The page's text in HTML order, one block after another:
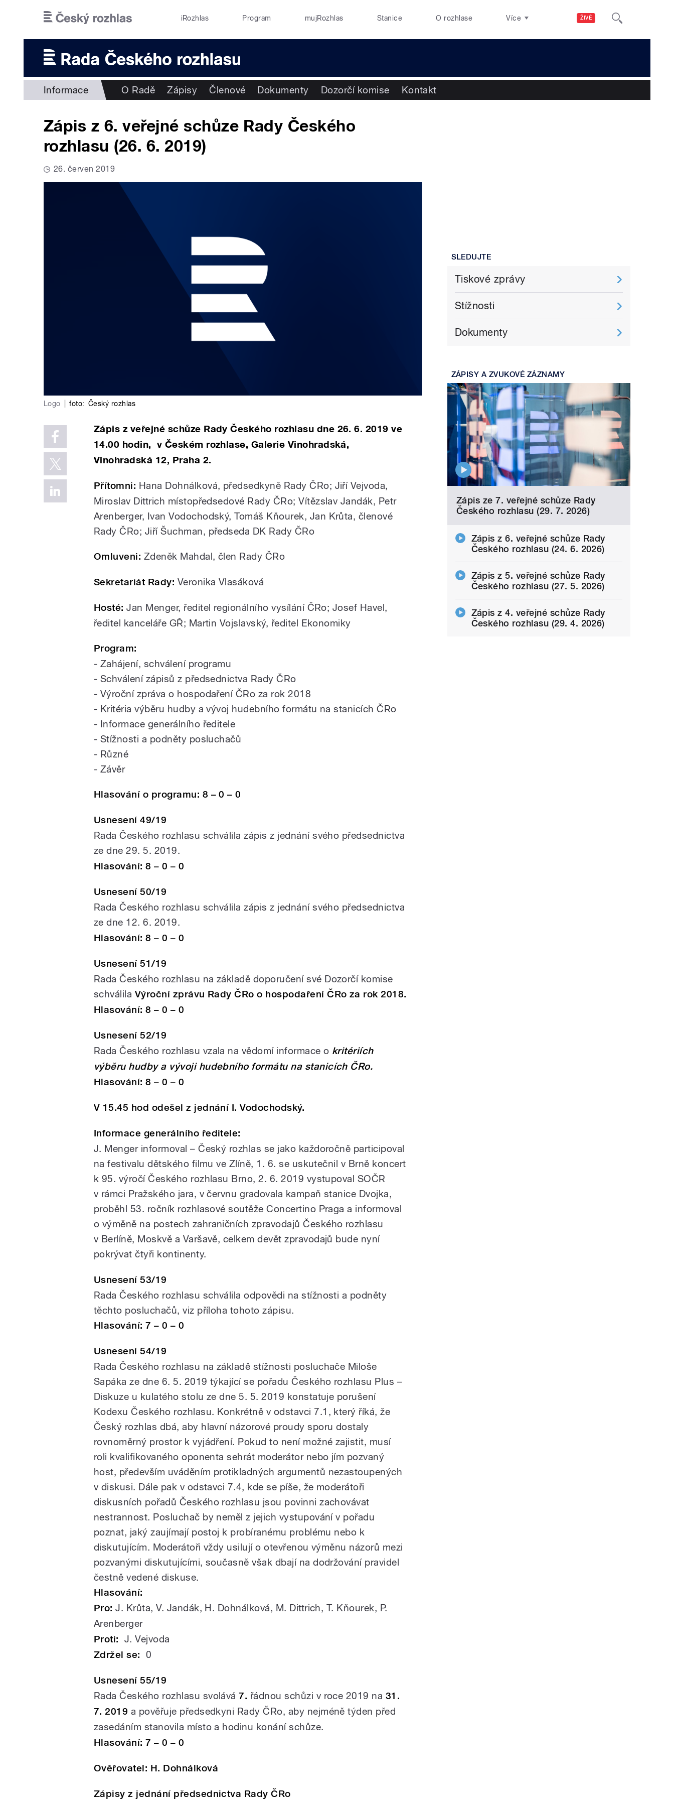
ŽIVĚ
iRozhlas Program mujRozhlas Stanice O rozhlase Více
Informace O Radě Zápisy Členové Dokumenty Dozorčí komise Kontakt
Zápis z 6. veřejné schůze Rady Českého
rozhlasu (26. 6. 2019)
26. červen 2019
Logo foto: Český rozhlas
Zápis z veřejné schůze Rady Českého rozhlasu dne 26. 6. 2019 ve
14.00 hodin, v Českém rozhlase, Galerie Vinohradská,
Vinohradská 12, Praha 2.
Přítomni: Hana Dohnálková, předsedkyně Rady ČRo; Jiří Vejvoda,
Miroslav Dittrich místopředsedové Rady ČRo; Vítězslav Jandák, Petr
Arenberger, Ivan Vodochodský, Tomáš Kňourek, Jan Krůta, členové
Rady ČRo; Jiří Šuchman, předseda DK Rady ČRo
Omluveni: Zdeněk Mahdal, člen Rady ČRo
Sekretariát Rady: Veronika Vlasáková
Hosté:Jan Menger, ředitel regionálního vysílání ČRo; Josef Havel,
ředitel kanceláře GŘ; Martin Vojslavský, ředitel Ekonomiky
Program:
- Zahájení, schválení programu
- Schválení zápisů z předsednictva Rady ČRo
- Výroční zpráva o hospodaření ČRo za rok 2018
- Kritéria výběru hudby a vývoj hudebního formátu na stanicích ČRo
- Informace generálního ředitele
- Stížnosti a podněty posluchačů
- Různé
- Závěr
Hlasování o programu: 8 – 0 – 0
Usnesení 49/19
Rada Českého rozhlasu schválila zápis z jednání svého předsednictva
ze dne 29. 5. 2019.
Hlasování: 8 – 0 – 0
Usnesení 50/19
Rada Českého rozhlasu schválila zápis z jednání svého předsednictva
ze dne 12. 6. 2019.
Hlasování: 8 – 0 – 0
Usnesení 51/19
Rada Českého rozhlasu na základě doporučení své Dozorčí komise
schválila Výroční zprávu Rady ČRo o hospodaření ČRo za rok 2018.
Hlasování: 8 – 0 – 0
Usnesení 52/19
Rada Českého rozhlasu vzala na vědomí informace o kritériích
výběru hudby a vývoji hudebního formátu na stanicích ČRo.
Hlasování: 8 – 0 – 0
V 15.45 hod odešel z jednání I. Vodochodský.
Informace generálního ředitele:
J. Menger informoval – Český rozhlas se jako každoročně participoval
na festivalu dětského filmu ve Zlíně, 1. 6. se uskutečnil v Brně koncert
k 95. výročí Českého rozhlasu Brno, 2. 6. 2019 vystupoval SOČR
v rámci Pražského jara, v červnu gradovala kampaň stanice Dvojka,
proběhl 53. ročník rozhlasové soutěže Concertino Praga a informoval
o výměně na postech zahraničních zpravodajů Českého rozhlasu
v Berlíně, Moskvě a Varšavě, celkem devět zpravodajů bude nyní
pokrývat čtyři kontinenty.
Usnesení 53/19
Rada Českého rozhlasu schválila odpovědi na stížnosti a podněty
těchto posluchačů, viz příloha tohoto zápisu.
Hlasování: 7 – 0 – 0
Usnesení 54/19
Rada Českého rozhlasu na základě stížnosti posluchače Miloše
Sapáka ze dne 6. 5. 2019 týkající se pořadu Českého rozhlasu Plus –
Diskuze u kulatého stolu ze dne 5. 5. 2019 konstatuje porušení
Kodexu Českého rozhlasu. Konkrétně v odstavci 7.1, který říká, že
Český rozhlas dbá, aby hlavní názorové proudy sporu dostaly
rovnoměrný prostor k vyjádření. Pokud to není možné zajistit, musí
roli kvalifikovaného oponenta sehrát moderátor nebo jím pozvaný
host, především uváděním protikladných argumentů nezastoupených
v diskusi. Dále pak v odstavci 7.4, kde se píše, že moderátoři
diskusních pořadů Českého rozhlasu jsou povinni zachovávat
nestrannost. Posluchač by neměl z jejich vystupování v pořadu
poznat, jaký zaujímají postoj k probíranému problému nebo k
diskutujícím. Moderátoři vždy usilují o otevřenou výměnu názorů mezi
pozvanými diskutujícími, současně však dbají na dodržování pravidel
čestně vedené diskuse.
Hlasování:
Pro:J. Krůta, V. Jandák, H. Dohnálková, M. Dittrich, T. Kňourek, P.
Arenberger
Proti: J. Vejvoda
Zdržel se: 0
Usnesení 55/19
Rada Českého rozhlasu svolává7. řádnou schůzi v roce 2019 na 31.
7. 2019 a pověřuje předsedkyni Rady ČRo, aby nejméně týden před
zasedáním stanovila místo a hodinu konání schůze.
Hlasování: 7 – 0 – 0
Ověřovatel: H. Dohnálková
Zápisy z jednání předsednictva Rady ČRo
SLEDUJTE
Tiskové zprávy
Stížnosti
Dokumenty
ZÁPISY A ZVUKOVÉ ZÁZNAMY
Zápis ze 7. veřejné schůze Rady
Českého rozhlasu (29. 7. 2026)
Zápis z 6. veřejné schůze Rady
Českého rozhlasu (24. 6. 2026)
Zápis z 5. veřejné schůze Rady
Českého rozhlasu (27. 5. 2026)
Zápis z 4. veřejné schůze Rady
Českého rozhlasu (29. 4. 2026)